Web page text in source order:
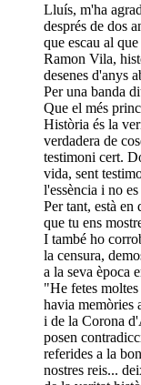
Lluís, m'ha
després de dos
que escau al
Ramon Vila,
desenes d'anys
Per una banda
Que el més
Història és la
verdadera de
testimoni cert.
vida, sent
l'essència i no
Per tant, està en
que tu ens
I també ho
la censura,
a la seva època
"He fetes
havia memòries
i de la Corona
posen
referides a la
nostres reis...